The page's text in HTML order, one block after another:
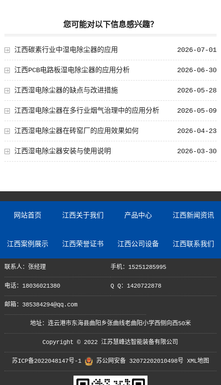
您可能对以下信息感兴趣？
2026-07-01
江西碳素行业中湿电除尘器的应用
2026-06-30
江西PCB电路板湿电除尘器的应用分析
2026-05-28
江西湿电除尘器的缺点与改进措施
2026-05-09
江西湿电除尘器在多行业烟气治理中的应用分析
2026-04-23
江西湿电除尘器在砖窑厂的应用效果如何
2026-03-30
江西湿电除尘器安装与使用说明
网站首页 江西关于我们 产品中心 江西新闻资讯
江西案例展示 江西荣誉证书 江西公司设备 江西联系我们
联系人：张经理 手机：15251285995
电话：18036021380 Q Q：1420722878
邮箱：385384294@qq.com
地址：连云港市东海县曲阳乡张曲线老曲阳小学西侧向西50米
Copyright © 2022 江苏慧峰达智能装备有限公司
苏ICP备2022048147号-1 苏公网安备 32072202010498号 XML地图